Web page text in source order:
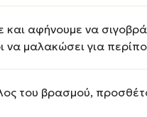
και αφήνουμε να
να μαλακώσει για
του βρασμού,